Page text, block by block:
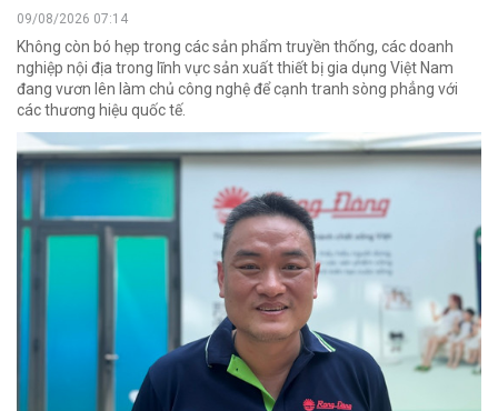
09/08/2026 07:14
Không còn bó hẹp trong các sản phẩm truyền thống, các doanh
nghiệp nội địa trong lĩnh vực sản xuất thiết bị gia dụng Việt Nam
đang vươn lên làm chủ công nghệ để cạnh tranh sòng phẳng với
các thương hiệu quốc tế.